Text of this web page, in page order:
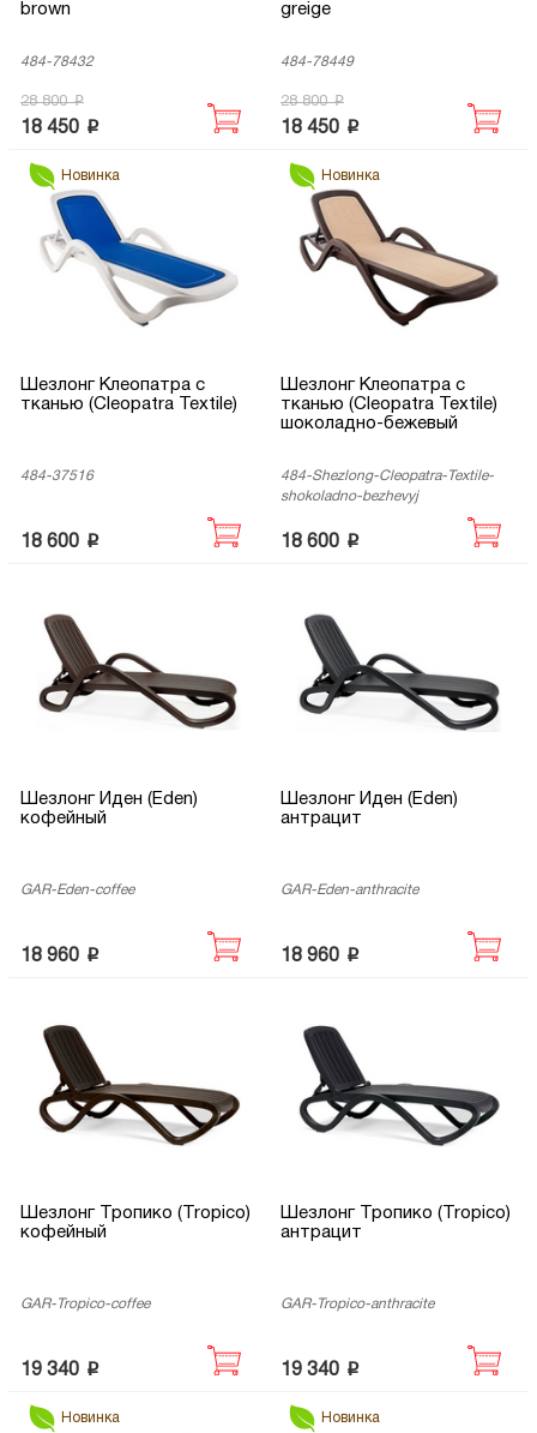
brown
484-78432
18 450 p
28 800 p
greige
484-78449
18 450 p
28 800 p
Новинка
Шезлонг Клеопатра с
тканью (Cleopatra Textile)
484-37516
18 600 p
Новинка
Шезлонг Клеопатра с
тканью (Cleopatra Textile)
шоколадно-бежевый
484-Shezlong-Cleopatra-Textile-
shokoladno-bezhevyj
18 600 p
Шезлонг Иден (Eden)
кофейный
GAR-Eden-coffee
18 960 p
Шезлонг Иден (Eden)
антрацит
GAR-Eden-anthracite
18 960 p
Шезлонг Тропико (Tropico)
кофейный
GAR-Tropico-coffee
19 340 p
Шезлонг Тропико (Tropico)
антрацит
GAR-Tropico-anthracite
19 340 p
Новинка Новинка